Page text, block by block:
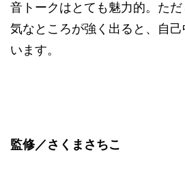
音トークはとても魅力的。た
気なところが強く出ると、自
います。
監修／さくまさちこ